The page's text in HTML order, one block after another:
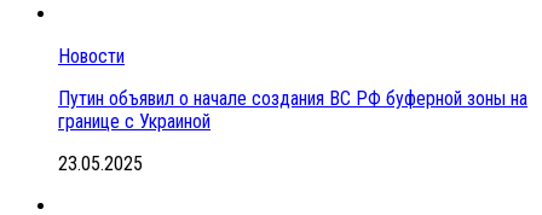
Новости
Путин объявил о начале создания ВС РФ буферной зоны на
границе с Украиной
23.05.2025